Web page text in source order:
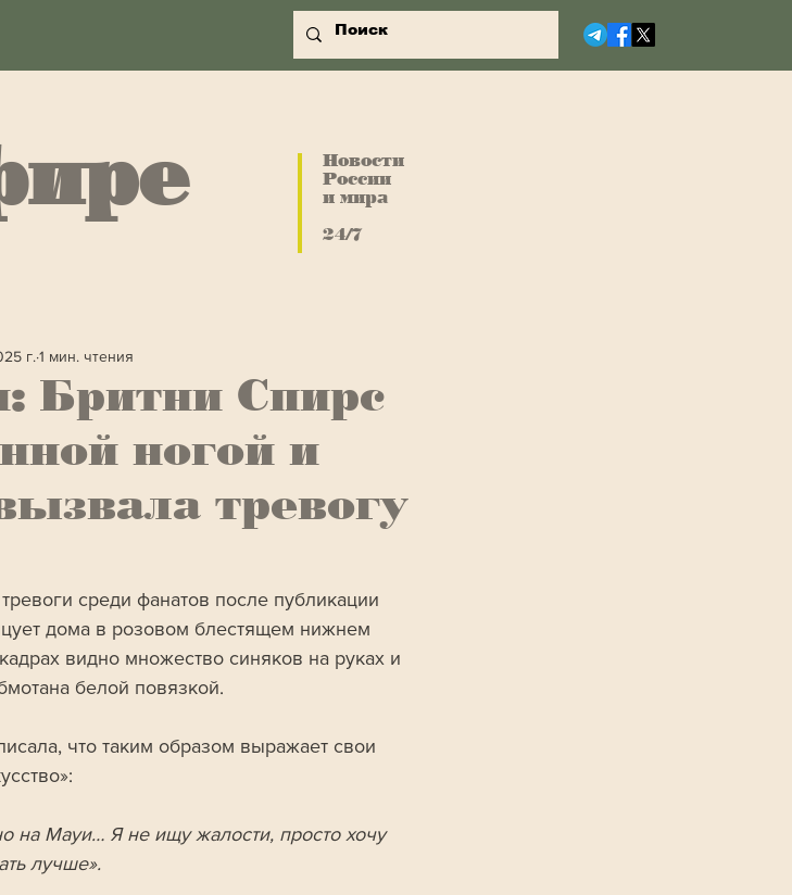
Новости
России
и мира
24/7
Бритни Спирс
ногой и
тревогу
г. 1 мин. чтения
среди фанатов после публикации
дома в розовом блестящем нижнем
видно множество синяков на руках и
белой повязкой.
что таким образом выражает свои
на Мауи… Я не ищу жалости, просто хочу
лучше».